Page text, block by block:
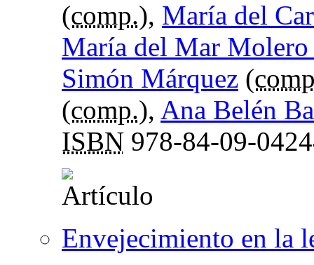
(comp.), María del
María del Mar Molero
Simón Márquez (
(comp.), Ana Belén
ISBN 978-84-09-
Envejecimiento en la